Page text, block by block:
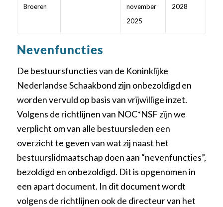
Broeren
november
2025
2028
Nevenfuncties
De bestuursfuncties van de Koninklijke
Nederlandse Schaakbond zijn onbezoldigd en
worden vervuld op basis van vrijwillige inzet.
Volgens de richtlijnen van NOC*NSF zijn we
verplicht om van alle bestuursleden een
overzicht te geven van wat zij naast het
bestuurslidmaatschap doen aan “nevenfuncties”,
bezoldigd en onbezoldigd. Dit is opgenomen in
een apart document. In dit document wordt
volgens de richtlijnen ook de directeur van het